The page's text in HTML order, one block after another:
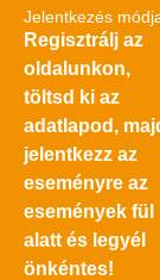
Jelentkezés
Regisztrálj az
oldalunkon,
töltsd ki az
adatlapod,
jelentkezz az
eseményre az
események fül
alatt és legyél
önkéntes!